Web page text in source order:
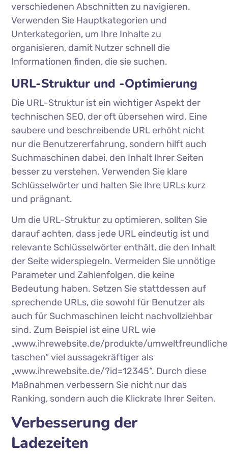
verschiedenen Abschnitten zu navigieren.
Verwenden Sie Hauptkategorien und
Unterkategorien, um Ihre Inhalte zu
organisieren, damit Nutzer schnell die
Informationen finden, die sie suchen.
URL-Struktur und -Optimierung
Die URL-Struktur ist ein wichtiger Aspekt der
technischen SEO, der oft übersehen wird. Eine
saubere und beschreibende URL erhöht nicht
nur die Benutzererfahrung, sondern hilft auch
Suchmaschinen dabei, den Inhalt Ihrer Seiten
besser zu verstehen. Verwenden Sie klare
Schlüsselwörter und halten Sie Ihre URLs kurz
und prägnant.
Um die URL-Struktur zu optimieren, sollten Sie
darauf achten, dass jede URL eindeutig ist und
relevante Schlüsselwörter enthält, die den Inhalt
der Seite widerspiegeln. Vermeiden Sie unnötige
Parameter und Zahlenfolgen, die keine
Bedeutung haben. Setzen Sie stattdessen auf
sprechende URLs, die sowohl für Benutzer als
auch für Suchmaschinen leicht nachvollziehbar
sind. Zum Beispiel ist eine URL wie
„www.ihrewebsite.de/produkte/
taschen“ viel aussagekräftiger als
„www.ihrewebsite.de/?id=12345“. Durch diese
Maßnahmen verbessern Sie nicht nur das
Ranking, sondern auch die Klickrate Ihrer Seiten.
Verbesserung der
Ladezeiten